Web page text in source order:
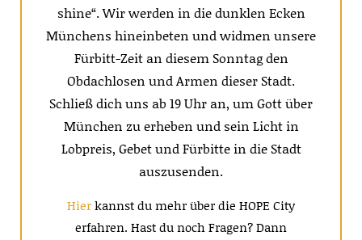
shine“. Wir werden in die dunklen Ecken
Münchens hineinbeten und widmen unsere
Fürbitt-Zeit an diesem Sonntag den
Obdachlosen und Armen dieser Stadt.
Schließ dich uns ab 19 Uhr an, um Gott über
München zu erheben und sein Licht in
Lobpreis, Gebet und Fürbitte in die Stadt
auszusenden.
Hier kannst du mehr über die HOPE City
erfahren. Hast du noch Fragen? Dann